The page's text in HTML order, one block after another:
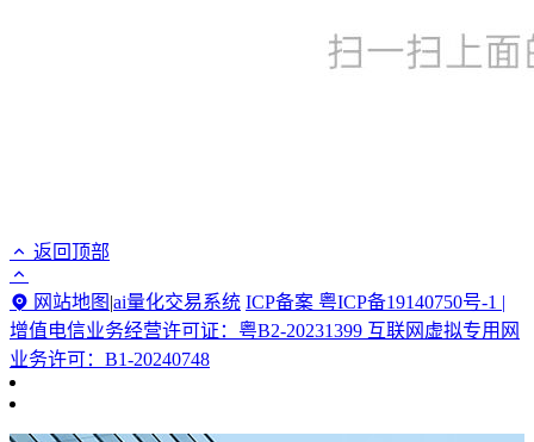
返回顶部
网站地图 |ai量化交易系统 ICP备案 粤ICP备19140750号-1 |
增值电信业务经营许可证：粤B2-20231399 互联网虚拟专用网
业务许可：B1-20240748